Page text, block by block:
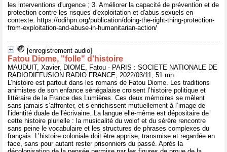
les interventions d'urgence ; 3. Améliorer la capacité de prévention et de
protection contre les risques d'exploitation et d'abus sexuels en
contexte. https://odihpn.org/publication/doing-the-right-thing-protection-
from-exploitation-and-abuse-in-humanitarian-action/
[enregistrement audio]
Fatou Diome, "folle" d'histoire
MAUDUIT, Xavier, DIOME, Fatou - PARIS : SOCIETE NATIONALE DE
RADIODIFFUSION RADIO FRANCE, 2022/03/11, 51 mn.
L’histoire est partout dans les romans de Fatou Diome. Les traditions
animistes de son enfance sénégalaise croisent l’histoire politique et
littéraire de la France des Lumières. Ces deux mémoires se mêlent
sans jamais s’affronter, et s’enrichissent mutuellement à l’image de
l’identité duale de l'écrivaine. La langue elle-même est dépositaire de
cette histoire plurielle : la musicalité du wolof et du sérère rencontre
sans peine le vocabulaire et les structures de phrases complexes du
français. L’histoire coloniale doit être apprise, transmise et regardée en
face, sans pour autant rester prisonniers du passé. Après la